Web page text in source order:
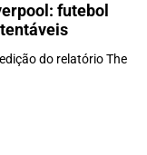
futebol
do relatório The